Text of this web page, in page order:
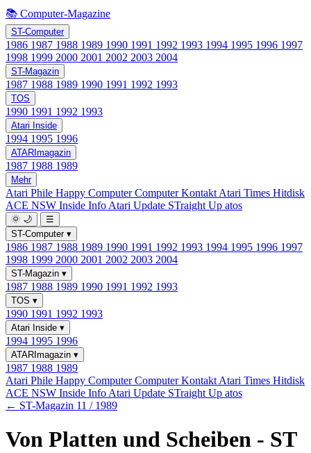
📚 Computer-Magazine
ST-Computer
1986 1987 1988 1989 1990 1991 1992 1993 1994 1995 1996 1997
1998 1999 2000 2001 2002 2003 2004
ST-Magazin
1987 1988 1989 1990 1991 1992 1993
TOS
1990 1991 1992 1993
Atari Inside
1994 1995 1996
ATARImagazin
1987 1988 1989
Mehr
Atari Phile Happy ComputerComputer Kontakt Atari Times Hitdisk
ACE NSW Inside Info Atari Update STraight Up atos
🌞 🌙
☰
ST-Computer ▾
1986 1987 1988 1989 1990 1991 1992 1993 1994 1995 1996 1997
1998 1999 2000 2001 2002 2003 2004
ST-Magazin ▾
1987 1988 1989 1990 1991 1992 1993
TOS ▾
1990 1991 1992 1993
Atari Inside ▾
1994 1995 1996
ATARImagazin ▾
1987 1988 1989
Atari Phile Happy ComputerComputer Kontakt Atari Times Hitdisk
ACE NSW Inside Info Atari Update STraight Up atos
← ST-Magazin 11 / 1989
Von Platten und Scheiben - ST